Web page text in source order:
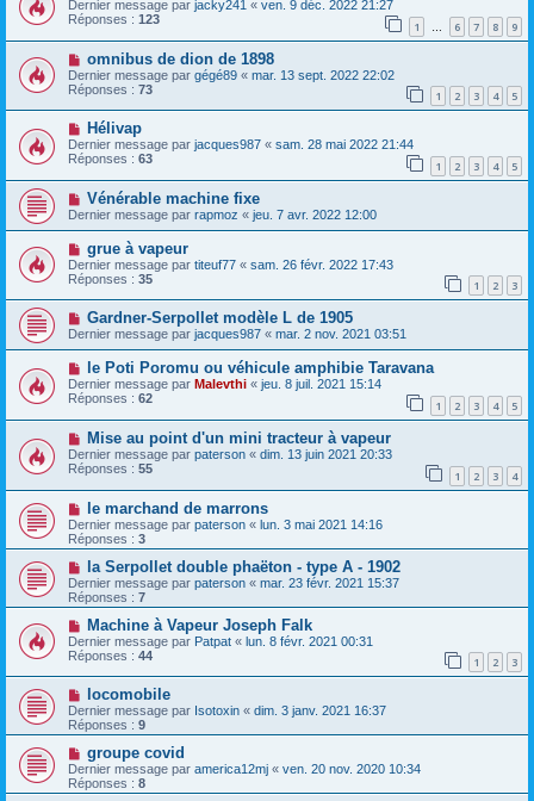
Dernier message par jacky241 « ven. 9 déc. 2022 21:27
Réponses : 123 1 … 6 7 8 9
omnibus de dion de 1898
Dernier message par gégé89 « mar. 13 sept. 2022 22:02
Réponses : 73 1 2 3 4 5
Hélivap
Dernier message par jacques987 « sam. 28 mai 2022 21:44
Réponses : 63 1 2 3 4 5
Vénérable machine fixe
Dernier message par rapmoz « jeu. 7 avr. 2022 12:00
grue à vapeur
Dernier message par titeuf77 « sam. 26 févr. 2022 17:43
Réponses : 35 1 2 3
Gardner-Serpollet modèle L de 1905
Dernier message par jacques987 « mar. 2 nov. 2021 03:51
le Poti Poromu ou véhicule amphibie Taravana
Dernier message par Malevthi « jeu. 8 juil. 2021 15:14
Réponses : 62 1 2 3 4 5
Mise au point d'un mini tracteur à vapeur
Dernier message par paterson « dim. 13 juin 2021 20:33
Réponses : 55 1 2 3 4
le marchand de marrons
Dernier message par paterson « lun. 3 mai 2021 14:16
Réponses : 3
la Serpollet double phaëton - type A - 1902
Dernier message par paterson « mar. 23 févr. 2021 15:37
Réponses : 7
Machine à Vapeur Joseph Falk
Dernier message par Patpat « lun. 8 févr. 2021 00:31
Réponses : 44 1 2 3
locomobile
Dernier message par Isotoxin « dim. 3 janv. 2021 16:37
Réponses : 9
groupe covid
Dernier message par america12mj « ven. 20 nov. 2020 10:34
Réponses : 8